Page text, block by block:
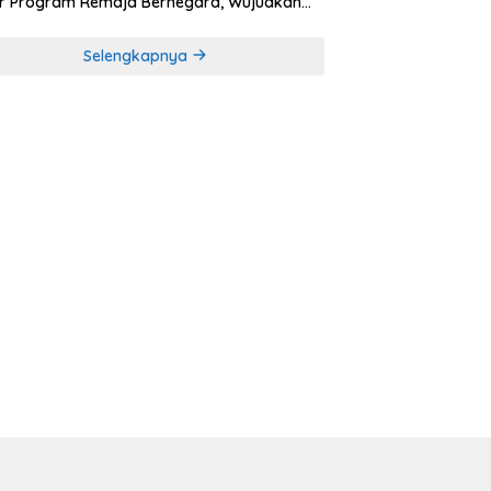
Selengkapnya